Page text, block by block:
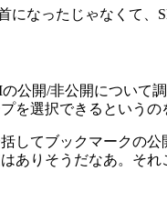
になったじゃなくて、
公開/非公開について
を選択できるというの
してブックマークの
ありそうだなあ。そ